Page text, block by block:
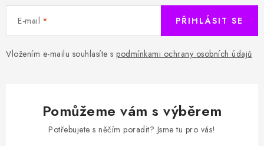
E-mail
Vložením e-mailu souhlasíte s podmínkami ochrany osobních údajů
PŘIHLÁSIT SE
Pomůžeme vám s výběrem
Potřebujete s něčím poradit? Jsme tu pro vás!